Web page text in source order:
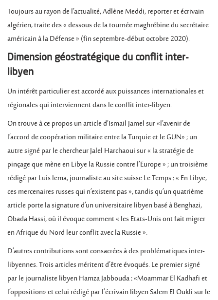
Toujours au rayon de l’actualité, Adlène Meddi, reporter et écrivain
algérien, traite des « dessous de la tournée maghrébine du secrétaire
américain à la Défense » (fin septembre-début octobre 2020).
Dimension géostratégique du conflit inter-
libyen
Un intérêt particulier est accordé aux puissances internationales et
régionales qui interviennent dans le conflit inter-libyen.
On trouve à ce propos un article d’Ismail Jamel sur «l’avenir de
l’accord de coopération militaire entre la Turquie et le GUN» ; un
autre signé par le chercheur Jalel Harchaoui sur « la stratégie de
pinçage que mène en Libye la Russie contre l’Europe » ; un troisième
rédigé par Luis lema, journaliste au site suisse Le Temps : « En Libye,
ces mercenaires russes qui n’existent pas », tandis qu’un quatrième
article porte la signature d’un universitaire libyen basé à Benghazi,
Obada Hassi, où il évoque comment « les Etats-Unis ont fait migrer
en Afrique du Nord leur conflit avec la Russie ».
D’autres contributions sont consacrées à des problématiques inter-
libyennes. Trois articles méritent d’être évoqués. Le premier signé
par le journaliste libyen Hamza Jabbouda : «Moammar El Kadhafi et
l’opposition» et celui rédigé par l’écrivain libyen Salem El Oukli sur le